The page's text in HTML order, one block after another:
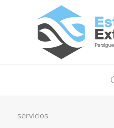
servicios